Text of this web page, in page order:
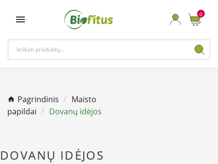
 0
Pagrindinis
Maisto
papildai
Dovanų idėjos
DOVANŲ IDĖJOS